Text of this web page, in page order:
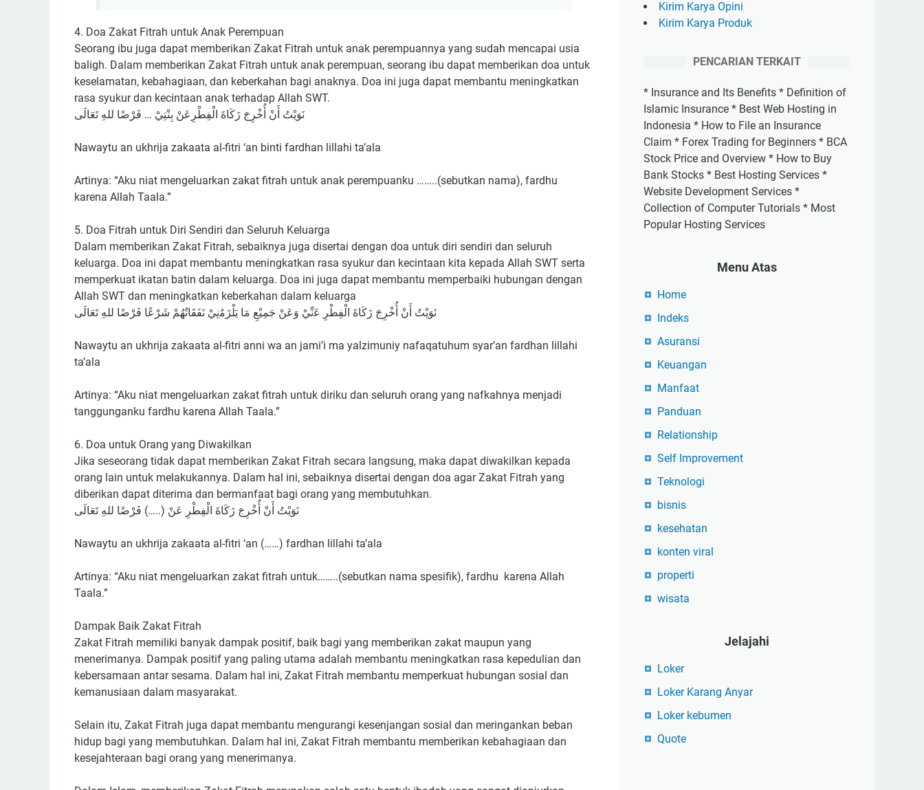
4. Doa Zakat Fitrah untuk Anak Perempuan
Seorang ibu juga dapat memberikan Zakat Fitrah untuk anak perempuannya yang sudah mencapai usia
baligh. Dalam memberikan Zakat Fitrah untuk anak perempuan, seorang ibu dapat memberikan doa untuk
keselamatan, kebahagiaan, dan keberkahan bagi anaknya. Doa ini juga dapat membantu meningkatkan
rasa syukur dan kecintaan anak terhadap Allah SWT.
ﻧَﻮَﻳْﺖُ ﺃَﻥْ ﺃُﺧْﺮِﺝَ ﺯَﻛَﺎﺓَ ﺍﻟْﻔِﻄْﺮِﻋَﻦْ ﺑِﻨْﺘِﻲْ … ﻓَﺮْﺿًﺎ ﻟﻠﻪِ ﺗَﻌَﺎﻟَﻰ
Nawaytu an ukhrija zakaata al-fitri ‘an binti fardhan lillahi ta’ala
Artinya: “Aku niat mengeluarkan zakat fitrah untuk anak perempuanku ……..(sebutkan nama), fardhu
karena Allah Taala.”
5. Doa Fitrah untuk Diri Sendiri dan Seluruh Keluarga
Dalam memberikan Zakat Fitrah, sebaiknya juga disertai dengan doa untuk diri sendiri dan seluruh
keluarga. Doa ini dapat membantu meningkatkan rasa syukur dan kecintaan kita kepada Allah SWT serta
memperkuat ikatan batin dalam keluarga. Doa ini juga dapat membantu memperbaiki hubungan dengan
Allah SWT dan meningkatkan keberkahan dalam keluarga
ﻧَﻮَﻳْﺖُ ﺃَﻥْ ﺃُﺧْﺮِﺝَ ﺯَﻛَﺎﺓَ ﺍﻟْﻔِﻄْﺮِ ﻋَنِّيْ ﻭَﻋَﻦْ ﺟَﻤِﻴْﻊِ ﻣَﺎ ﻳَﻠْﺰَﻣُنِيْ ﻧَﻔَﻘَﺎﺗُﻬُﻢْ ﺷَﺮْﻋًﺎ ﻓَﺮْﺿًﺎ ﻟﻠﻪِ ﺗَﻌَﺎﻟَﻰ
Nawaytu an ukhrija zakaata al-fitri anni wa an jami’i ma yalzimuniy nafaqatuhum syar’an fardhan lillahi
ta’ala
Artinya: “Aku niat mengeluarkan zakat fitrah untuk diriku dan seluruh orang yang nafkahnya menjadi
tanggunganku fardhu karena Allah Taala.”
6. Doa untuk Orang yang Diwakilkan
Jika seseorang tidak dapat memberikan Zakat Fitrah secara langsung, maka dapat diwakilkan kepada
orang lain untuk melakukannya. Dalam hal ini, sebaiknya disertai dengan doa agar Zakat Fitrah yang
diberikan dapat diterima dan bermanfaat bagi orang yang membutuhkan.
ﻧَﻮَﻳْﺖُ ﺃَﻥْ ﺃُﺧْﺮِﺝَ ﺯَﻛَﺎﺓَ ﺍﻟْﻔِﻄْﺮِ ﻋَﻦْ (..…) ﻓَﺮْﺿًﺎ ﻟﻠﻪِ ﺗَﻌَﺎﻟَﻰ
Nawaytu an ukhrija zakaata al-fitri ‘an (……) fardhan lillahi ta’ala
Artinya: “Aku niat mengeluarkan zakat fitrah untuk……..(sebutkan nama spesifik), fardhu karena Allah
Taala.”
Dampak Baik Zakat Fitrah
Zakat Fitrah memiliki banyak dampak positif, baik bagi yang memberikan zakat maupun yang
menerimanya. Dampak positif yang paling utama adalah membantu meningkatkan rasa kepedulian dan
kebersamaan antar sesama. Dalam hal ini, Zakat Fitrah membantu memperkuat hubungan sosial dan
kemanusiaan dalam masyarakat.
Selain itu, Zakat Fitrah juga dapat membantu mengurangi kesenjangan sosial dan meringankan beban
hidup bagi yang membutuhkan. Dalam hal ini, Zakat Fitrah membantu memberikan kebahagiaan dan
kesejahteraan bagi orang yang menerimanya.
Kirim Karya Opini
Kirim Karya Produk
PENCARIAN TERKAIT
* Insurance and Its Benefits * Definition of
Islamic Insurance * Best Web Hosting in
Indonesia * How to File an Insurance
Claim * Forex Trading for Beginners * BCA
Stock Price and Overview * How to Buy
Bank Stocks * Best Hosting Services *
Website Development Services *
Collection of Computer Tutorials * Most
Popular Hosting Services
Menu Atas
Home
Indeks
Asuransi
Keuangan
Manfaat
Panduan
Relationship
Self Improvement
Teknologi
bisnis
kesehatan
konten viral
properti
wisata
Jelajahi
Loker
Loker Karang Anyar
Loker kebumen
Quote